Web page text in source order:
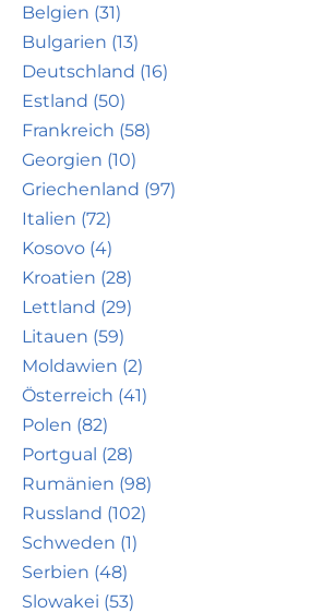
Belgien (31)
Bulgarien (13)
Deutschland (16)
Estland (50)
Frankreich (58)
Georgien (10)
Griechenland (97)
Italien (72)
Kosovo (4)
Kroatien (28)
Lettland (29)
Litauen (59)
Moldawien (2)
Österreich (41)
Polen (82)
Portgual (28)
Rumänien (98)
Russland (102)
Schweden (1)
Serbien (48)
Slowakei (53)